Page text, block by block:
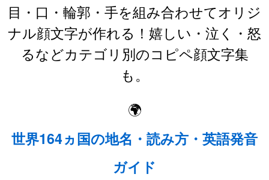
目・口・輪郭・手を組み合わせてオリジ
ナル顔文字が作れる！嬉しい・泣く・怒
るなどカテゴリ別のコピペ顔文字集
も。
🌍
世界164ヵ国の地名・読み方・英語発音
ガイド